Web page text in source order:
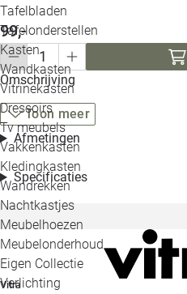
Tafelbladen
Tafelonderstellen
Kasten
Wandkasten
Vitrinekasten
Dressoirs
Tv meubels
Vakkenkasten
Kledingkasten
Wandrekken
Nachtkastjes
Meubelhoezen
Meubelonderhoud
Eigen Collectie
Verlichting
99,-
Omschrijving
Toon meer
Afmetingen
Specificaties
Vitra